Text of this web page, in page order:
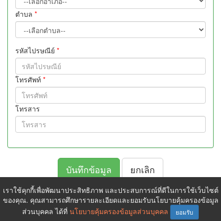
ตำบล *
รหัสไปรษณีย์ *
โทรศัพท์ *
โทรสาร
ยกเลิก
Copyright © 2026 All Rights Reserved. •นโยบายคุ้มครองข้อมูล
เราใช้คุกกี้เพื่อพัฒนาประสิทธิภาพ และประสบการณ์ที่ดีในการใช้เว็บไซต์
ของคุณ. คุณสามารถศึกษารายละเอียดและยอมรับนโยบายคุ้มครองข้อมูล
ส่วนบุคคล ได้ที่ นโยบายคุ้มครองข้อมูลส่วนบุคคล ยอมรับ